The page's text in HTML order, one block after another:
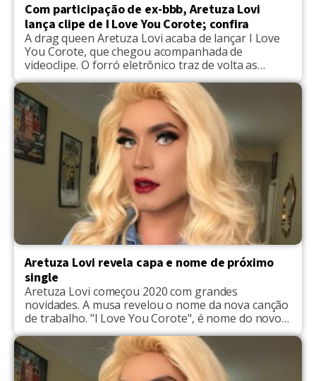
Com participação de ex-bbb, Aretuza Lovi
lança clipe de I Love You Corote; confira
A drag queen Aretuza Lovi acaba de lançar I Love
You Corote, que chegou acompanhada de
videoclipe. O forró eletrônico traz de volta as
raízes da cantora, que ficou marcada por levar o
estilo brega para suas músicas. A faixa foi
composta pela artista em parceria com a
compositora baiana Keveny e Noize Men - […]
Aretuza Lovi revela capa e nome de próximo
single
Aretuza Lovi começou 2020 com grandes
novidades. A musa revelou o nome da nova canção
de trabalho. "I Love You Corote", é nome do novo
hit da drag. A música fará uma homenagem a
bebida Corote que faz sucesso nas pistas. A foto
da capa foi tirada pela fotógrafa Ernna Cost, e é
um visual […]